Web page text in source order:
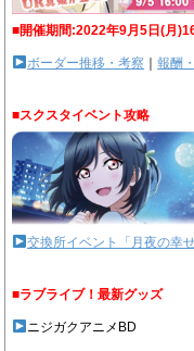
■開催期間:2022年9月5日(月
ボーダー推移・考察 ｜報酬
■スクスタイベント攻略
交換所イベント「月夜の幸
■ラブライブ！最新グッズ
ニジガクアニメBD